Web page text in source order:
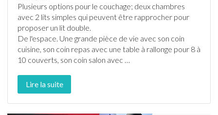
Plusieurs options pour le couchage; deux chambres
avec 2 lits simples qui peuvent être rapprocher pour
proposer un lit double.
De l'espace. Une grande pièce de vie avec son coin
cuisine, son coin repas avec une table à rallonge pour 8 à
10 couverts, son coin salon avec …
Lire la suite